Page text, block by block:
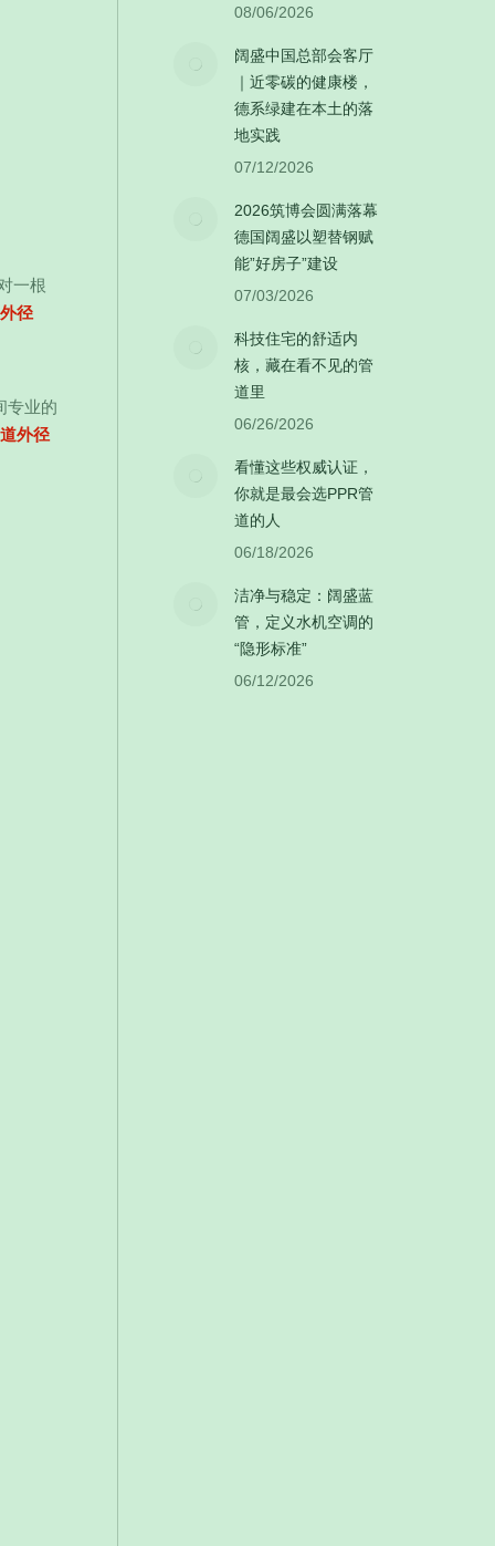
一根
径
专业的
外径
08/06/2026
阔盛中国总部会客厅
｜近零碳的健康楼，
德系绿建在本土的落
地实践
07/12/2026
2026筑博会圆满落幕
德国阔盛以塑替钢赋
能”好房子”建设
07/03/2026
科技住宅的舒适内
核，藏在看不见的管
道里
06/26/2026
看懂这些权威认证，
你就是最会选PPR管
道的人
06/18/2026
洁净与稳定：阔盛蓝
管，定义水机空调的
“隐形标准”
06/12/2026